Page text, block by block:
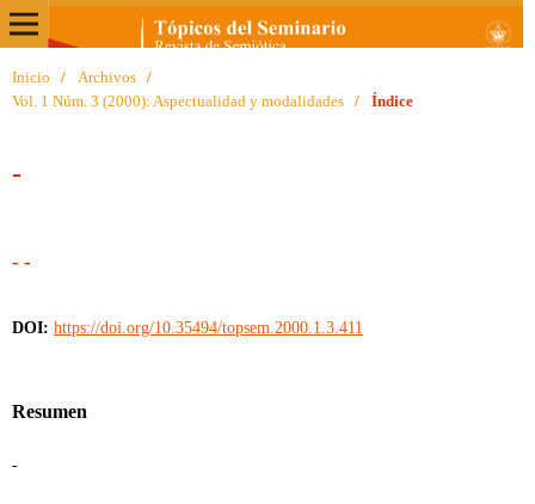
Inicio / Archivos
/
Vol. 1 Núm. 3 (2000): Aspectualidad y modalidades
/ Índice
-
- -
DOI: https://doi.org/10.35494/topsem.2000.1.3.411
Resumen
-